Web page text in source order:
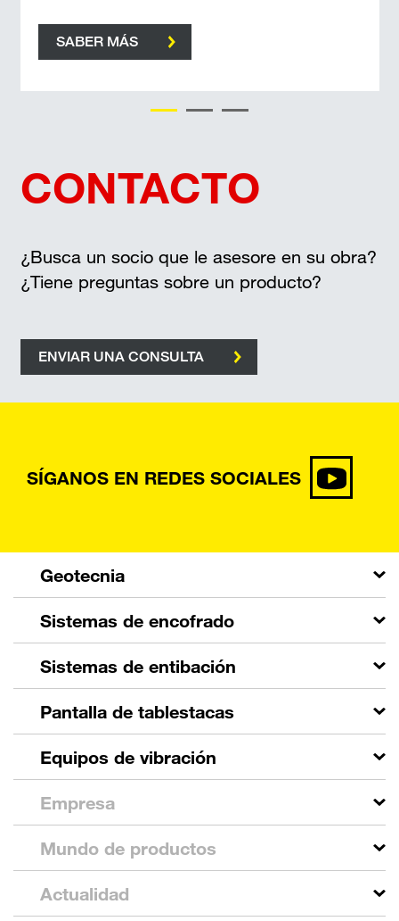
SABER MÁS
CONTACTO
¿Busca un socio que le asesore en su obra?
¿Tiene preguntas sobre un producto?
ENVIAR UNA CONSULTA
SÍGANOS EN REDES SOCIALES
Geotecnia
Sistemas de encofrado
Sistemas de entibación
Pantalla de tablestacas
Equipos de vibración
Empresa
Mundo de productos
Actualidad